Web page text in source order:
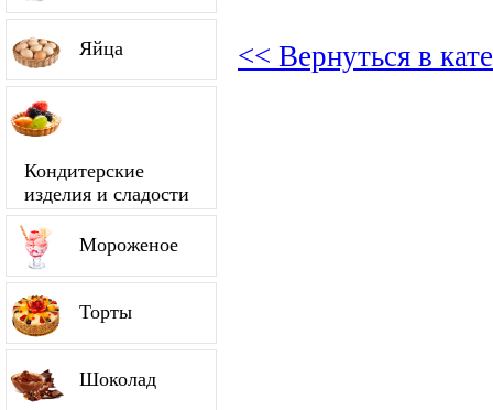
Яйца
Кондитерские
изделия и сладости
Мороженое
Торты
Шоколад
<< Вернуться в